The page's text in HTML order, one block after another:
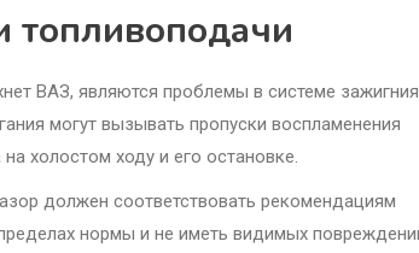
топливоподачи
ВАЗ, являются проблемы в системе
могут вызывать пропуски воспламенения
холостом ходу и его остановке.
должен соответствовать рекомендациям
нормы и не иметь видимых